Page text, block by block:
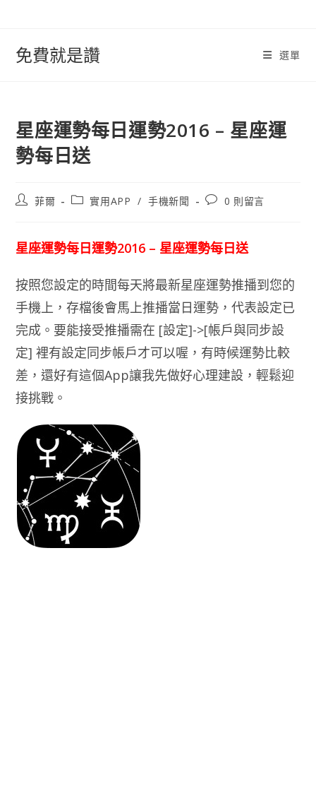
免費就是讚 選單
星座運勢每日運勢2016 – 星座運
勢每日送
文
者:
菲爾
文
別:
實用APP / 手機新聞
文
論：
0 則留言
星座運勢每日運勢2016 – 星座運勢每日送
按照您設定的時間每天將最新星座運勢推播到您的
手機上，存檔後會馬上推播當日運勢，代表設定已
完成。要能接受推播需在 [設定]->[帳戶與同步設
定] 裡有設定同步帳戶才可以喔，有時候運勢比較
差，還好有這個App讓我先做好心理建設，輕鬆迎
接挑戰。